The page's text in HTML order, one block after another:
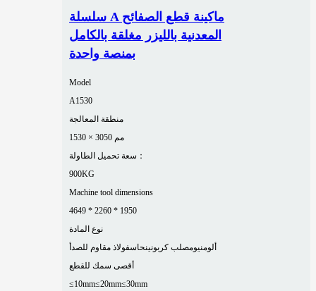
سلسلة A ماكينة قطع الصفائح
المعدنية بالليزر مغلقة بالكامل
بمنصة واحدة
Model
A1530
منطقة المعالجة
1530 × 3050 مم
سعة تحميل الطاولة：
900KG
Machine tool dimensions
4649 * 2260 * 1950
نوع المادة
ألومنيومصلب كربونينحاسفولاذ مقاوم للصدأ
أقصى سمك للقطع
≤10mm≤20mm≤30mm